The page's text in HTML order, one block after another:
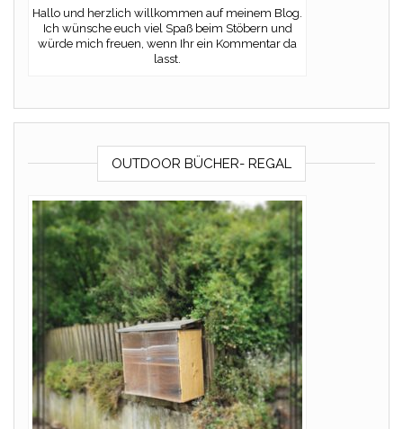
Hallo und herzlich willkommen auf meinem Blog.
Ich wünsche euch viel Spaß beim Stöbern und
würde mich freuen, wenn Ihr ein Kommentar da
lasst.
OUTDOOR BÜCHER- REGAL